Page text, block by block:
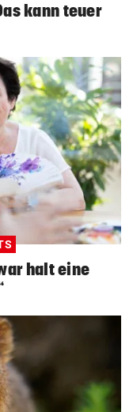
kann teuer
halt eine